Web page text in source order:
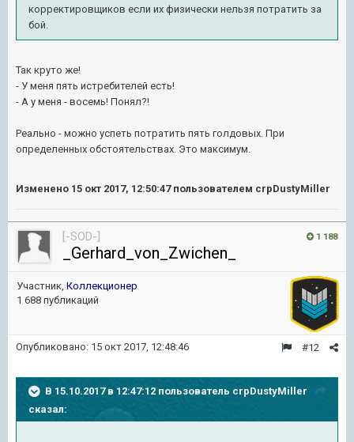
корректировщиков если их физически нельзя потратить за
бой.
Так круто же!
- У меня пять истребителей есть!
- А у меня - восемь! Понял?!
Реально - можно успеть потратить пять голдовых. При
определенных обстоятельствах. Это максимум.
Изменено 15 окт 2017, 12:50:47пользователем crpDustyMiller
1 188
[-SOD-]
_Gerhard_von_Zwichen_
Участник, Коллекционер
1 688 публикаций
#12
Опубликовано: 15 окт 2017, 12:48:46
В 15.10.2017 в 12:47:12 пользователь crpDustyMiller
сказал: